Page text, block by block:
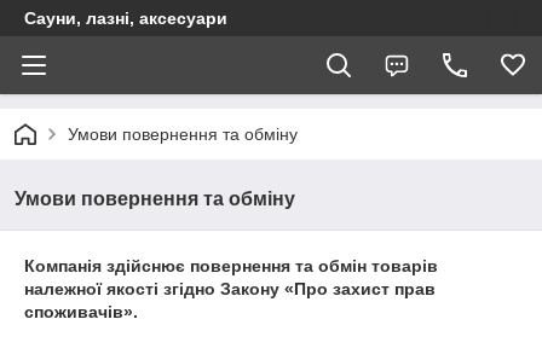
Сауни, лазні, аксесуари
Умови повернення та обміну
Умови повернення та обміну
Компанія здійснює повернення та обмін товарів
належної якості згідно Закону «Про захист прав
споживачів».